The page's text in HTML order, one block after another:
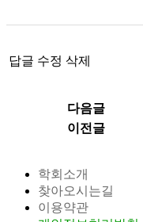
답글 수정 삭제
다음글
이전글
학회소개
찾아오시는길
이용약관